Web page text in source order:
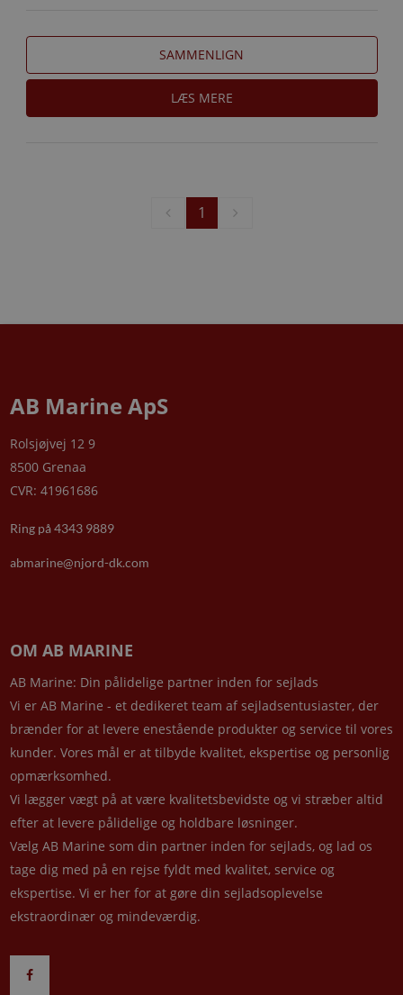
SAMMENLIGN
LÆS MERE
1
AB Marine ApS
Rolsjøjvej 12 9
8500 Grenaa
CVR: 41961686
Ring på 4343 9889
abmarine@njord-dk.com
OM AB MARINE
AB Marine: Din pålidelige partner inden for sejlads
Vi er AB Marine - et dedikeret team af sejladsentusiaster, der
brænder for at levere enestående produkter og service til vores
kunder. Vores mål er at tilbyde kvalitet, ekspertise og personlig
opmærksomhed.
Vi lægger vægt på at være kvalitetsbevidste og vi stræber altid
efter at levere pålidelige og holdbare løsninger.
Vælg AB Marine som din partner inden for sejlads, og lad os
tage dig med på en rejse fyldt med kvalitet, service og
ekspertise. Vi er her for at gøre din sejladsoplevelse
ekstraordinær og mindeværdig.